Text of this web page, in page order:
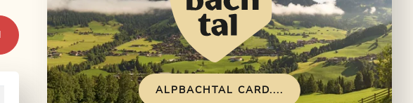
ALPBACHTAL CARD....